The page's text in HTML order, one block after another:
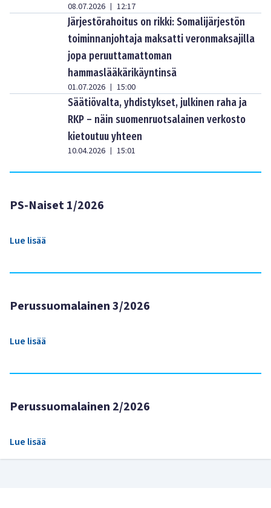
08.07.2026 | 12:17
Järjestörahoitus on rikki: Somalijärjestön
toiminnanjohtaja maksatti veronmaksajilla
jopa peruuttamattoman
hammaslääkärikäyntinsä
01.07.2026 | 15:00
Säätiövalta, yhdistykset, julkinen raha ja
RKP – näin suomenruotsalainen verkosto
kietoutuu yhteen
10.04.2026 | 15:01
PS-Naiset 1/2026
Lue lisää
Perussuomalainen 3/2026
Lue lisää
Perussuomalainen 2/2026
Lue lisää